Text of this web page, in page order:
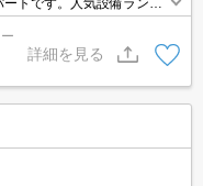
トです。人気設備ランキ
として、照明器具やガス
限のお荷物でOKです。
詳細を見る